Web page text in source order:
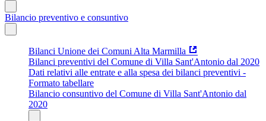
Bilancio preventivo e consuntivo
Bilanci Unione dei Comuni Alta Marmilla
Bilanci preventivi del Comune di Villa Sant'Antonio dal 2020
Dati relativi alle entrate e alla spesa dei bilanci preventivi -
Formato tabellare
Bilancio consuntivo del Comune di Villa Sant'Antonio dal
2020